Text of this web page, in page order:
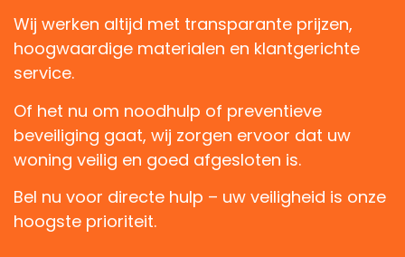
Wij werken altijd met transparante prijzen,
hoogwaardige materialen en klantgerichte
service.
Of het nu om noodhulp of preventieve
beveiliging gaat, wij zorgen ervoor dat uw
woning veilig en goed afgesloten is.
Bel nu voor directe hulp – uw veiligheid is onze
hoogste prioriteit.